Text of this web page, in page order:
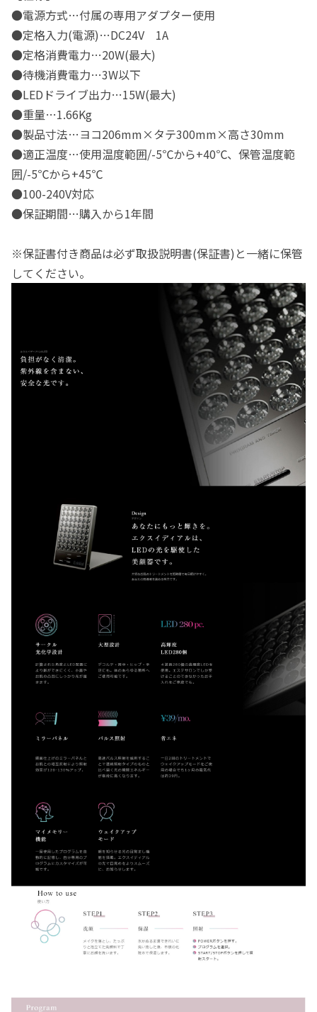
●電源方式…付属の専用アダプター使用
●定格入力(電源)…DC24V 1A
●定格消費電力…20W(最大)
●待機消費電力…3W以下
●LEDドライブ出力…15W(最大)
●重量…1.66Kg
●製品寸法…ヨコ206mm×タテ300mm×高さ30mm
●適正温度…使用温度範囲/-5℃から+40℃、保管温度範
囲/-5℃から+45℃
●100-240V対応
●保証期間…購入から1年間
※保証書付き商品は必ず取扱説明書(保証書)と一緒に保管
してください。